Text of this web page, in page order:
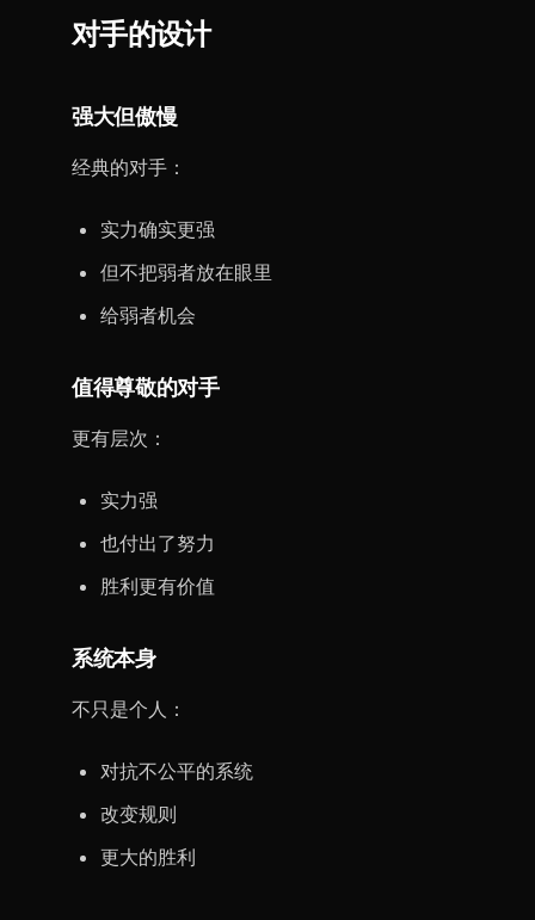
对手的设计
强大但傲慢
经典的对手：
实力确实更强
但不把弱者放在眼里
给弱者机会
值得尊敬的对手
更有层次：
实力强
也付出了努力
胜利更有价值
系统本身
不只是个人：
对抗不公平的系统
改变规则
更大的胜利